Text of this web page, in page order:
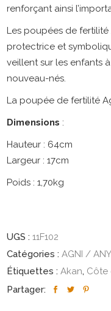
renforçant ainsi
Les poupées de fertilité
protectrice et
veillent sur les enfants
nouveau-nés.
La poupée de fertilité
Dimensions :
Hauteur : 64cm
Largeur : 17cm
Poids : 1,70kg
UGS :11F102
Catégories :AGNI /
Étiquettes :Akan, Côte
Partager: